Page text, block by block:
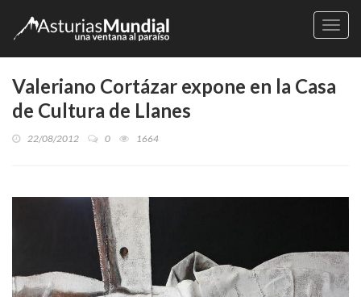
Valeriano Cortázar expone en la Casa
de Cultura de Llanes
22/08/2012 0 1664